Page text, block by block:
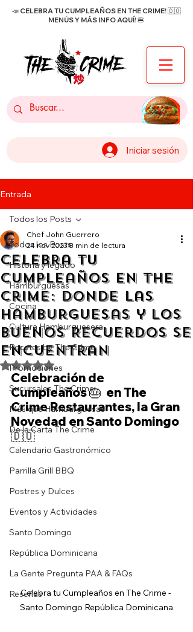
📣 CELEBRA TU CUMPLEAÑOS EN THE CRIME! 🇩🇴
MENÚS Y MÁS INFO AQUÍ! 🍔
Iniciar sesión
Entrada
Todos los Posts
Historia y legado
Hamburguesas
Cocina
Cultura Hamburguesera
Recetas by The Crime
Promociones
Sucursales The Crime
Más que Hamburguesas
De la Carta The Crime
Calendario Gastronómico
Parrilla Grill BBQ
Postres y Dulces
Eventos y Actividades
Santo Domingo
República Dominicana
La Gente Pregunta PAA & FAQs
Reseñas
Todos los Posts
Celebra tu
Cumpleaños en The
Crime: Donde las
Hamburguesas y los
Buenos Recuerdos se
Encuentran
Chef John Guerrero
24 nov 20238 min de lectura
Obtuvo NaN de 5 estrellas.
Celebración de
Cumpleaños 🎂  en The
Crime Restaurantes, la Gran
Novedad en Santo Domingo
🇩🇴
Celebra tu Cumpleaños en The Crime -
Santo Domingo República Dominicana